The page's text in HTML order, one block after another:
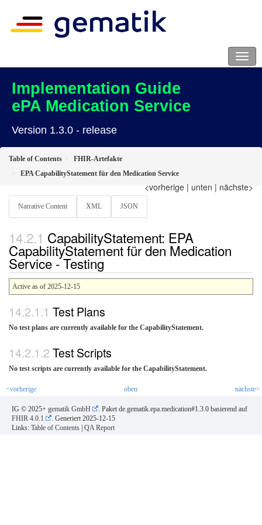
Implementation Guide
ePA Medication Service
Version 1.3.0 - release
Table of Contents
FHIR-Artefakte
EPA CapabilityStatement für den Medication Service
<vorherige | unten | nächste>
Narrative Content XML JSON
CapabilityStatement: EPA
CapabilityStatement für den Medication
Service - Testing
Active as of 2025-12-15
Test Plans
No test plans are currently available for the CapabilityStatement.
Test Scripts
No test scripts are currently available for the CapabilityStatement.
<vorherige oben nächste>
IG © 2025+ gematik GmbH
. Paket de.gematik.epa.medication#1.3.0 basierend auf
FHIR 4.0.1
. Generiert 2025-12-15
Links: Table of Contents | QA Report